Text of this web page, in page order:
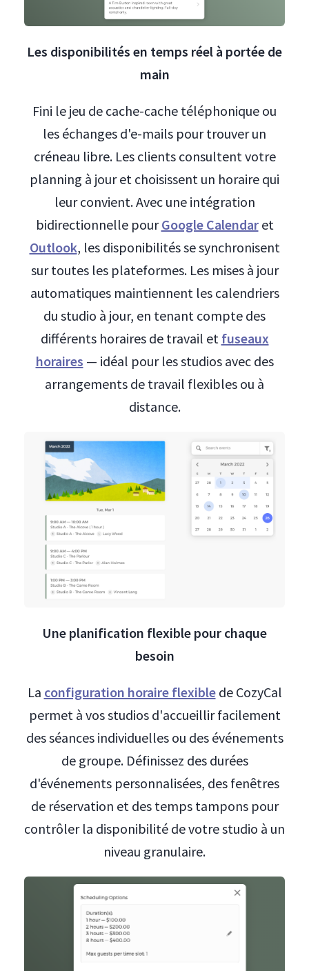
Les disponibilités en temps réel à portée de
main
Fini le jeu de cache-cache téléphonique ou
les échanges d'e-mails pour trouver un
créneau libre. Les clients consultent votre
planning à jour et choisissent un horaire qui
leur convient. Avec une intégration
bidirectionnelle pourGoogle Calendaret
Outlook, les disponibilités se synchronisent
sur toutes les plateformes. Les mises à jour
automatiques maintiennent les calendriers
du studio à jour, en tenant compte des
différents horaires de travail et fuseaux
horaires — idéal pour les studios avec des
arrangements de travail flexibles ou à
distance.
Une planification flexible pour chaque
besoin
La configuration horaire flexiblede CozyCal
permet à vos studios d'accueillir facilement
des séances individuelles ou des événements
de groupe. Définissez des durées
d'événements personnalisées, des fenêtres
de réservation et des temps tampons pour
contrôler la disponibilité de votre studio à un
niveau granulaire.